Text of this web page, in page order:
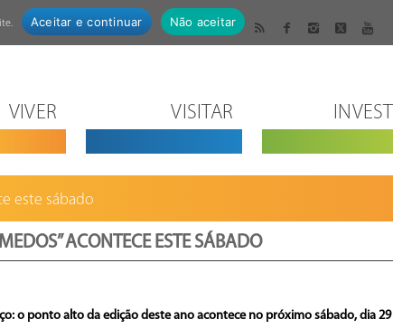
VIVER VISITAR
este sábado
ACONTECE ESTE SÁBADO
o ponto alto da edição deste ano acontece no próximo sábado, dia 29
Aceitar e continuar Não aceitar